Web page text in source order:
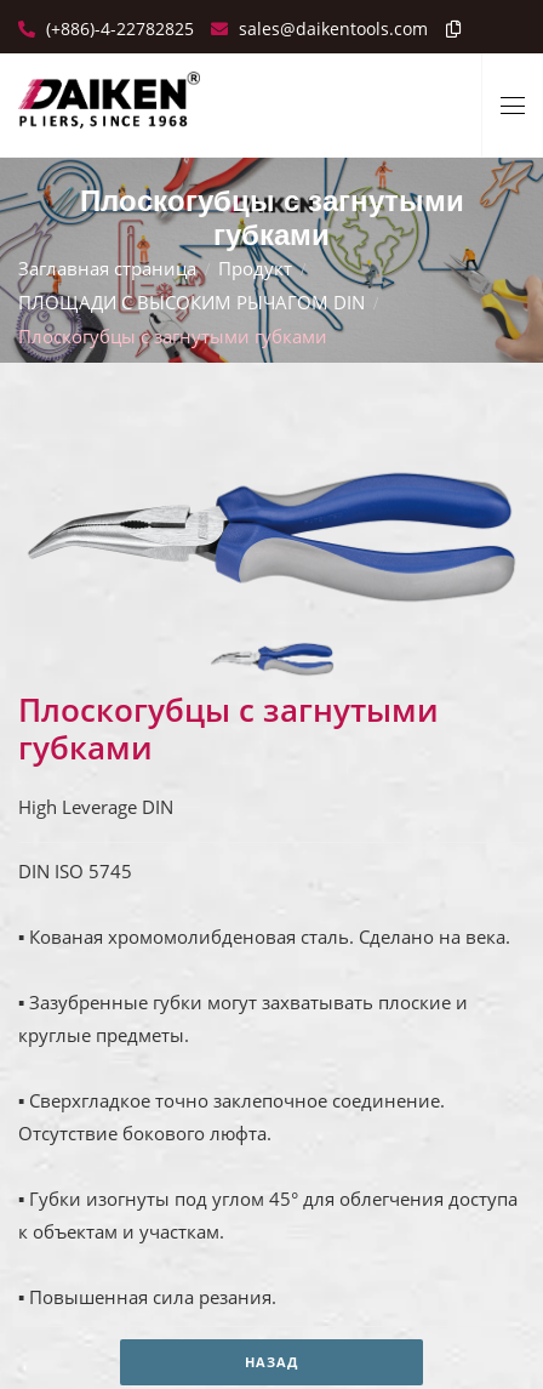
(+886)-4-22782825 sales@daikentools.com
Плоскогубцы с загнутыми
губками
Заглавная страница
Продукт
ПЛОЩАДИ С ВЫСОКИМ РЫЧАГОМ DIN
Плоскогубцы с загнутыми губками
Плоскогубцы с загнутыми
губками
High Leverage DIN
DIN ISO 5745
▪ Кованая хромомолибденовая сталь. Сделано на века.
▪ Зазубренные губки могут захватывать плоские и
круглые предметы.
▪ Сверхгладкое точно заклепочное соединение.
Отсутствие бокового люфта.
▪ Губки изогнуты под углом 45° для облегчения доступа
к объектам и участкам.
▪ Повышенная сила резания.
НАЗАД